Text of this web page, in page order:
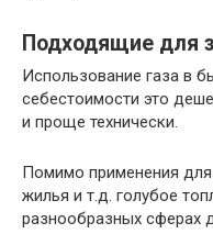
Подходящие для
Использование газа в
себестоимости это
и проще технически.
Помимо применения
жилья и т.д. голубое
разнообразных сферах